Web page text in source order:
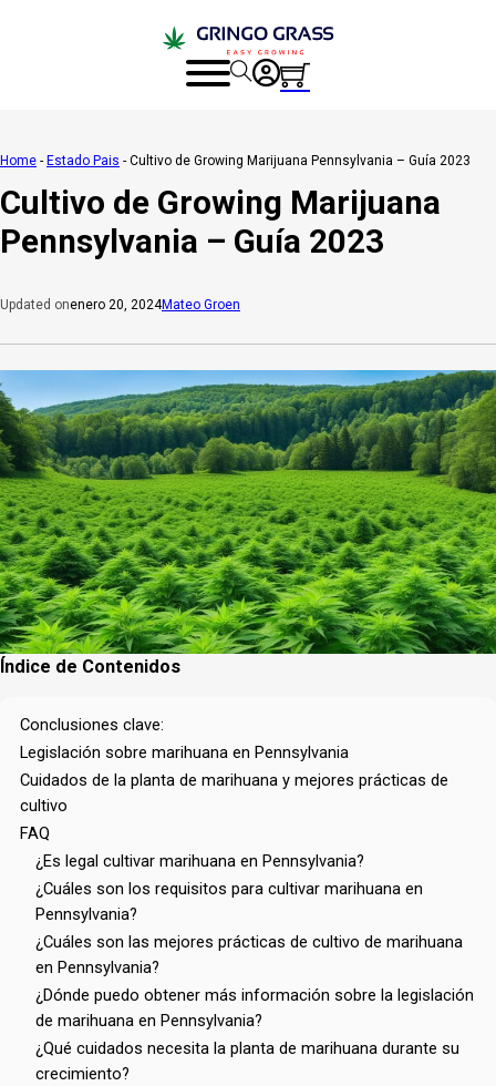
Home - Estado Pais - Cultivo de Growing Marijuana Pennsylvania – Guía 2023
Cultivo de Growing Marijuana
Pennsylvania – Guía 2023
Updated onenero 20, 2024Mateo Groen
Índice de Contenidos
Conclusiones clave:
Legislación sobre marihuana en Pennsylvania
Cuidados de la planta de marihuana y mejores prácticas de
cultivo
FAQ
¿Es legal cultivar marihuana en Pennsylvania?
¿Cuáles son los requisitos para cultivar marihuana en
Pennsylvania?
¿Cuáles son las mejores prácticas de cultivo de marihuana
en Pennsylvania?
¿Dónde puedo obtener más información sobre la legislación
de marihuana en Pennsylvania?
¿Qué cuidados necesita la planta de marihuana durante su
crecimiento?